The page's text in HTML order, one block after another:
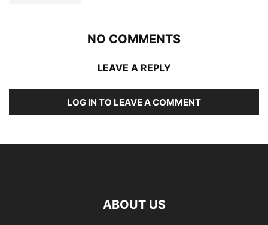
NO COMMENTS
LEAVE A REPLY
LOG IN TO LEAVE A COMMENT
ABOUT US